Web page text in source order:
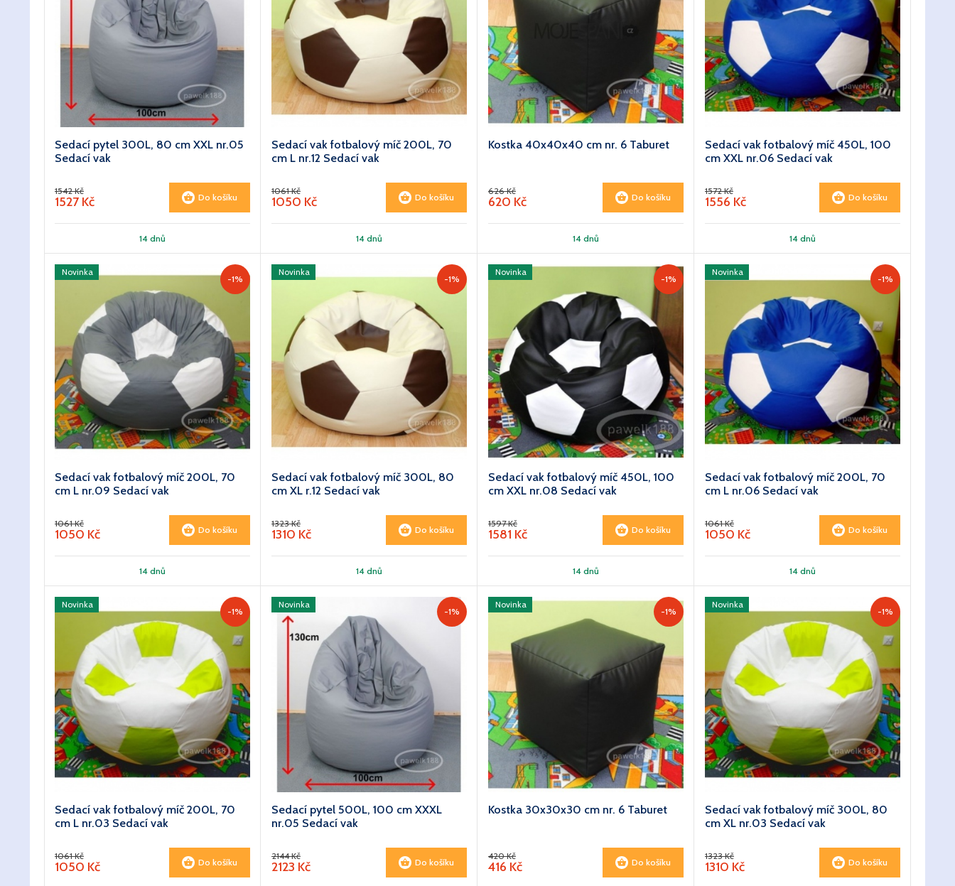
Sedací pytel 300L, 80 cm XXL nr.05
Sedací vak
1542 Kč
1527 Kč Do košíku
14 dnů
Sedací vak fotbalový míč 200L, 70
cm L nr.12 Sedací vak
1061 Kč
1050 Kč Do košíku
14 dnů
Kostka 40x40x40 cm nr. 6 Taburet
626 Kč
620 Kč Do košíku
14 dnů
Sedací vak fotbalový míč 450L, 100
cm XXL nr.06 Sedací vak
1572 Kč
1556 Kč Do košíku
14 dnů
Novinka
-1%
Sedací vak fotbalový míč 200L, 70
cm L nr.09 Sedací vak
1061 Kč
1050 Kč Do košíku
14 dnů
Novinka
-1%
Sedací vak fotbalový míč 300L, 80
cm XL r.12 Sedací vak
1323 Kč
1310 Kč Do košíku
14 dnů
Novinka
-1%
Sedací vak fotbalový míč 450L, 100
cm XXL nr.08 Sedací vak
1597 Kč
1581 Kč Do košíku
14 dnů
Novinka
-1%
Sedací vak fotbalový míč 200L, 70
cm L nr.06 Sedací vak
1061 Kč
1050 Kč Do košíku
14 dnů
Novinka
-1%
Sedací vak fotbalový míč 200L, 70
cm L nr.03 Sedací vak
1061 Kč
1050 Kč Do košíku
Novinka
-1%
Sedací pytel 500L, 100 cm XXXL
nr.05 Sedací vak
2144 Kč
2123 Kč Do košíku
Novinka
-1%
Kostka 30x30x30 cm nr. 6 Taburet
420 Kč
416 Kč Do košíku
Novinka
-1%
Sedací vak fotbalový míč 300L, 80
cm XL nr.03 Sedací vak
1323 Kč
1310 Kč Do košíku